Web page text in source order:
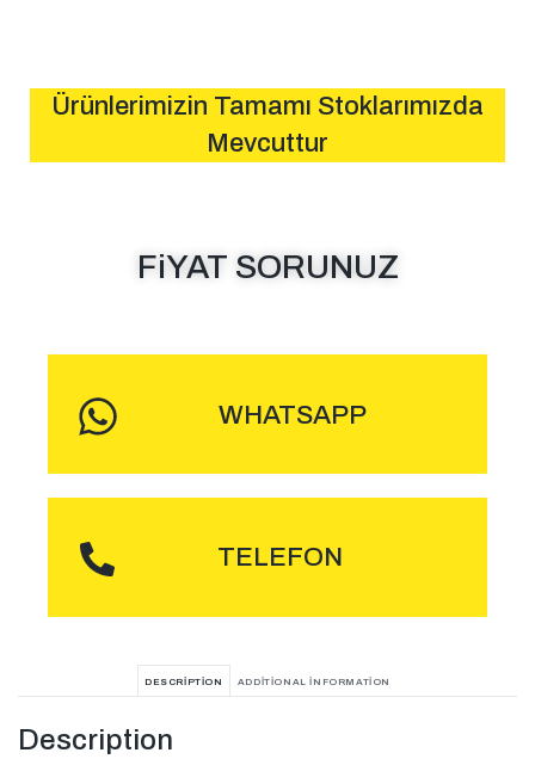
Ürünlerimizin Tamamı Stoklarımızda
Mevcuttur
FiYAT SORUNUZ
WHATSAPP
TELEFON
DESCRIPTION ADDITIONAL INFORMATION
Description